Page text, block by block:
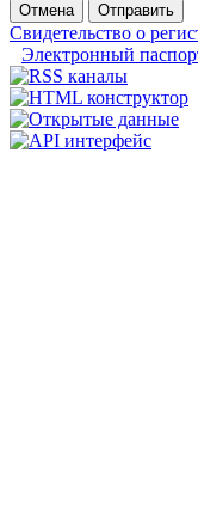
Отмена
Отправить
Свидетельство о
Электронный